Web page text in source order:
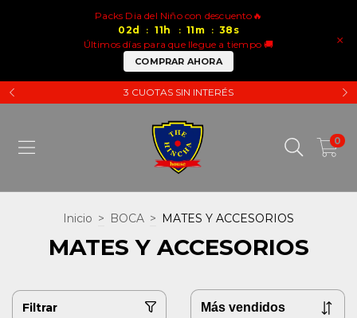
×
Packs Dia del Niño con descuento🔥
02d : 11 h : 11 m : 38 s
Últimos días para que llegue a tiempo 🚚
COMPRAR AHORA
3 CUOTAS SIN INTERÉS
0
Inicio > BOCA > MATES Y ACCESORIOS
MATES Y ACCESORIOS
Filtrar